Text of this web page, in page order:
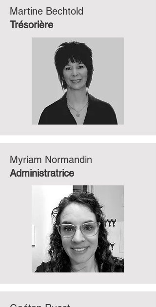
Martine Bechtold
Trésorière
Myriam Normandin
Administratrice